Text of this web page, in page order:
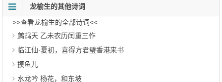
龙榆生的其他诗词
>>查看龙榆生的全部诗词<<
鹧鸪天 乙未农历闰重三作
临江仙·夏初，喜得方君璧香港来书
摸鱼儿
水龙吟 杨花，和东坡